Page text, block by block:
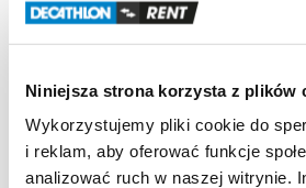
Niniejsza strona korzysta z plików
Wykorzystujemy pliki cookie do
i reklam, aby oferować funkcje
analizować ruch w naszej witrynie.